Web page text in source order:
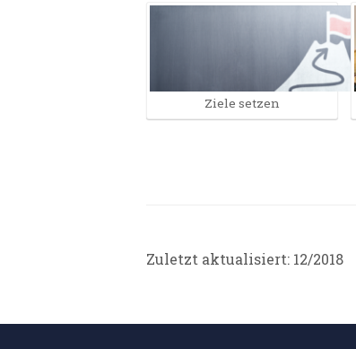
Ziele setzen
Zuletzt aktualisiert: 12/2018